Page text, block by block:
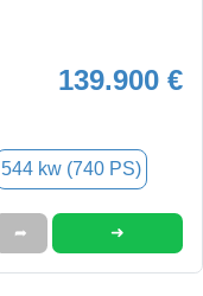
139.900 €
544 kw (740 PS)
➦ ➜